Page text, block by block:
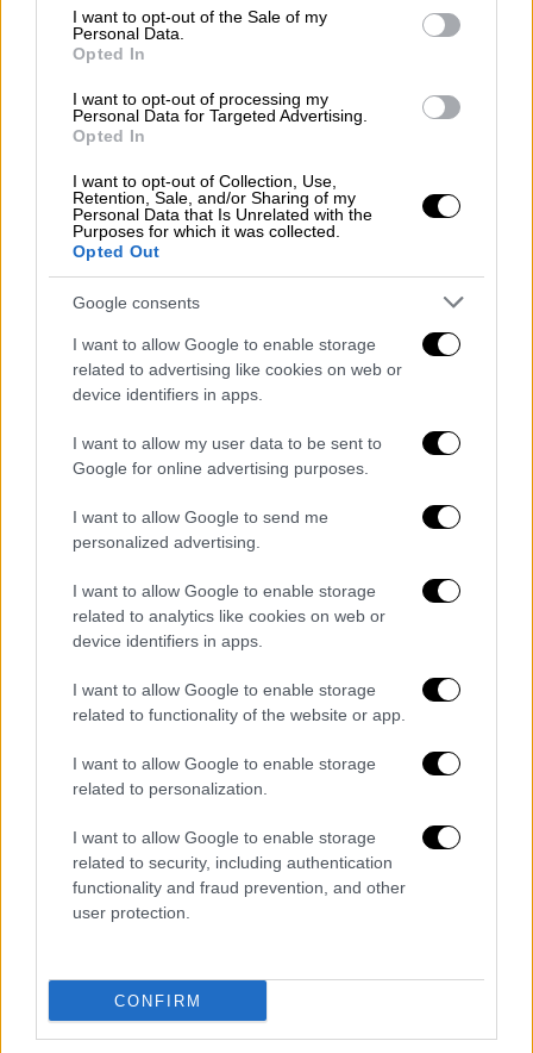
consent section.
I want to opt-out of the Sale of my
Personal Data.
Opted In
I want to opt-out of processing my
Personal Data for Targeted Advertising.
Opted In
I want to opt-out of Collection, Use,
Retention, Sale, and/or Sharing of my
Personal Data that Is Unrelated with the
Purposes for which it was collected.
Opted Out
Google consents
I want to allow Google to enable storage
related to advertising like cookies on web or
device identifiers in apps.
I want to allow my user data to be sent to
Google for online advertising purposes.
I want to allow Google to send me
personalized advertising.
I want to allow Google to enable storage
related to analytics like cookies on web or
device identifiers in apps.
I want to allow Google to enable storage
related to functionality of the website or app.
I want to allow Google to enable storage
related to personalization.
I want to allow Google to enable storage
related to security, including authentication
functionality and fraud prevention, and other
user protection.
CONFIRM
Θέσεων στήριξε και ο Νίκος Παππάς ο
οποίος υποστήριξε ότι το σημαντικό είναι ο
έλεγχος του δημοσίου στο τραπεζικό
σύστημα και όχι κατ’ ανάγκη η ιδιοκτησία της
πλειοψηφίας των μετοχών. Συμβιβασμός
Διαφορετική θέση εξέφρασε ο
Παύλος
Πολάκηςκαι για το θέμα των συνεργασιών
των αριστερών και προοδευτικών δυνάμεων
ενώ επιτέθηκε στον
άσκησε κριτική για την περίοδο Κασσελάκη.
Συνολική διαφωνία κατέθεσε ο
Σπίρτζης ο οποίος υποστήριξε ότι δεν
υπήρξε επαρκής διάλογος πριν το Συνέδριο
ψηφιστούν θα πρέπει να τεθούν για έναν νέο
κύκλο διαβουλεύσεων στο εσωτερικό του
κόμματος. Στον Χρήστος Σπίρτζη απάντησε
συνολικά οΣωκράτης Φάμελλοςο οποίος
ξεκαθάρισε ότι το Συνέδριο δεν θα
αυτοαναιρεθεί. Αντιπαράθεση υπήρξε και
μεταξύ του Χρήστου Σπίρτζη και του Παύλου
στελεχών. Ο κ. Σπίρτζης κατέθεσε
τροπολογία στο καταστατικό που να καθιστά
ασυμβίβαστο ανάμεσα στη θέση του
επαγγελματικού στελέχους και του μέλους
των καθοδηγητικών οργάνων.Ο Παύλος
Πολάκης τον κατηγόρησε για «άκρατο
σύγχρονο κόμμα δίχως επαγγελματικά
στελέχη.